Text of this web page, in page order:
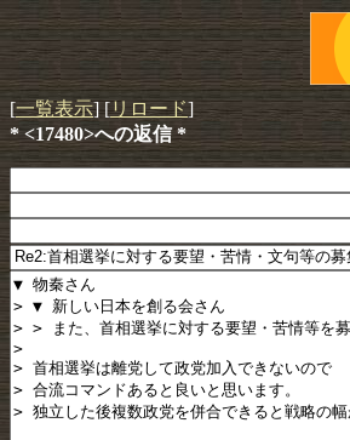
[一覧表示] [リロード]
* <17480>への返信 *